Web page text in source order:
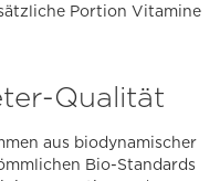
Portion Vitamine
Qualität
aus biodynamischer
Bio-Standards